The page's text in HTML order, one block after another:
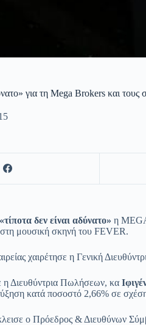
για τη Mega Brokers και τους
«τίποτα δεν είναι αδύνατο» η
μουσική σκηνή του FEVER.
χαιρέτησε η Γενική
η Διευθύντρια Πωλήσεων, κα
κατά ποσοστό 2,66% σε
ο Πρόεδρος & Διευθύνων